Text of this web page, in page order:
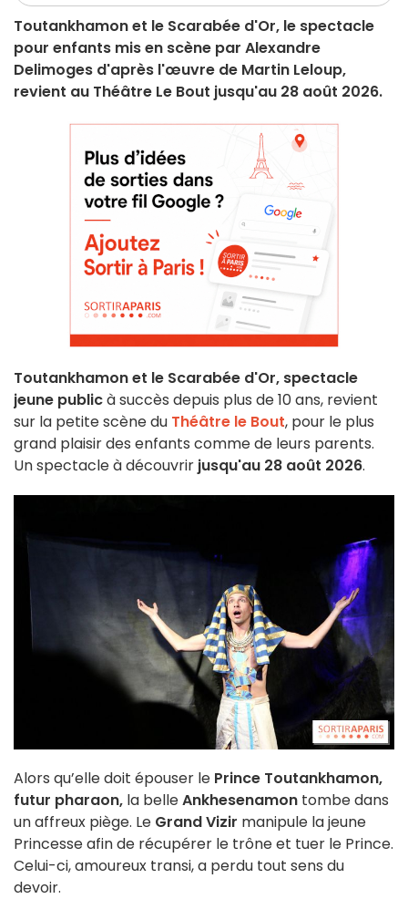
Toutankhamon et le Scarabée d'Or, le spectacle
pour enfants mis en scène par Alexandre
Delimoges d'après l'œuvre de Martin Leloup,
revient au Théâtre Le Bout jusqu'au 28 août 2026.
Toutankhamon et le Scarabée d'Or, spectacle
jeune publicà succès depuis plus de 10 ans, revient
sur la petite scène du Théâtre le Bout, pour le plus
grand plaisir des enfants comme de leurs parents.
Un spectacle à découvrir jusqu'au 28 août 2026.
Alors qu’elle doit épouser le Prince Toutankhamon,
futur pharaon, la belleAnkhesenamon tombe dans
un affreux piège. Le Grand Vizir manipule la jeune
Princesse afin de récupérer le trône et tuer le Prince.
Celui-ci, amoureux transi, a perdu tout sens du
devoir.